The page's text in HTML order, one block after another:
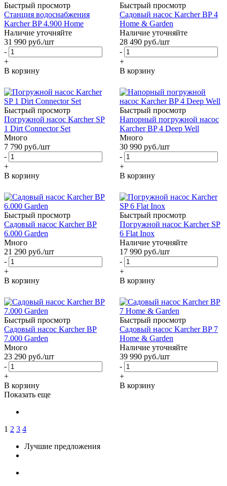
Быстрый просмотр
Станция водоснабжения
Karcher BP 4.900 Home
Наличие уточняйте
31 990 руб./шт
-
+
В корзину
Быстрый просмотр
Садовый насос Karcher BP 4
Home & Garden
Наличие уточняйте
28 490 руб./шт
-
+
В корзину
Быстрый просмотр
Погружной насос Karcher SP
1 Dirt Connector Set
Много
7 790 руб./шт
-
+
В корзину
Быстрый просмотр
Напорный погружной насос
Karcher BP 4 Deep Well
Много
30 990 руб./шт
-
+
В корзину
Быстрый просмотр
Садовый насос Karcher BP
6.000 Garden
Много
21 290 руб./шт
-
+
В корзину
Быстрый просмотр
Погружной насос Karcher SP
6 Flat Inox
Наличие уточняйте
17 990 руб./шт
-
+
В корзину
Быстрый просмотр
Садовый насос Karcher BP
7.000 Garden
Много
23 290 руб./шт
-
+
В корзину
Быстрый просмотр
Садовый насос Karcher BP 7
Home & Garden
Наличие уточняйте
39 990 руб./шт
-
+
В корзину
Показать еще
1 2 3 4
Лучшие предложения